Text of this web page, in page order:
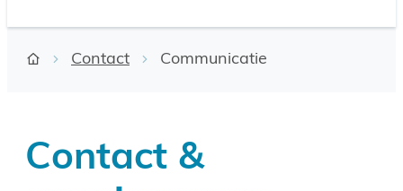
Startpagina
Contact Communicatie
Contact &